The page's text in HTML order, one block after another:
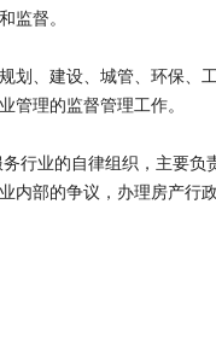
监督。
、建设、城管、环保、
管理的监督管理工作。
业的自律组织，主要负
内部的争议，办理房产行